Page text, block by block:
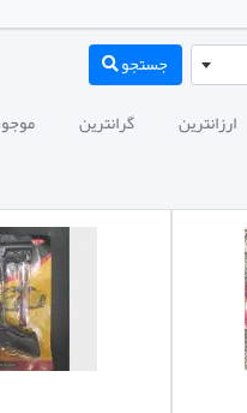
جستجو
ارزانترین گرانترین